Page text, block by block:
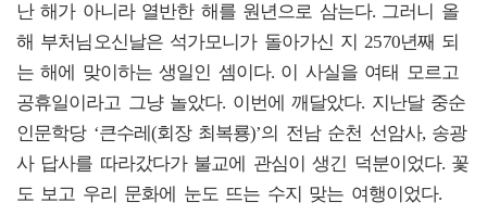
난 해가 아니라 열반한 해를 원년으로 삼는다. 그러니 올
해 부처님오신날은 석가모니가 돌아가신 지 2570년째 되
는 해에 맞이하는 생일인 셈이다. 이 사실을 여태 모르고
공휴일이라고 그냥 놀았다. 이번에 깨달았다. 지난달 중순
인문학당 ‘큰수레(회장 최복룡)’의 전남 순천 선암사, 송광
사 답사를 따라갔다가 불교에 관심이 생긴 덕분이었다. 꽃
도 보고 우리 문화에 눈도 뜨는 수지 맞는 여행이었다.